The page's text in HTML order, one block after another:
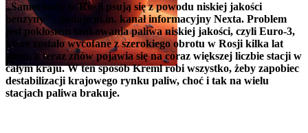
„Samochody w Rosji psują się z powodu niskiej jakości
benzyny” - podaje m.in. kanał informacyjny Nexta. Problem
jest pokłosiem tankowania paliwa niskiej jakości, czyli Euro-3,
które zostało wycofane z szerokiego obrotu w Rosji kilka lat
temu, a teraz znów pojawia się na coraz większej liczbie stacji w
całym kraju. W ten sposób Kreml robi wszystko, żeby zapobiec
destabilizacji krajowego rynku paliw, choć i tak na wielu
stacjach paliwa brakuje.